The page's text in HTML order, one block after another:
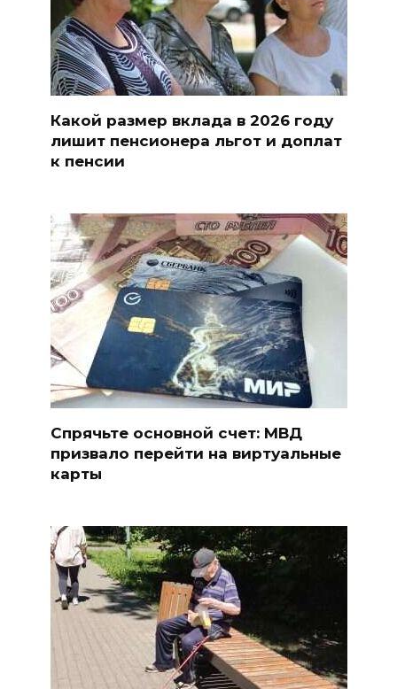
Какой размер вклада в 2026 году
лишит пенсионера льгот и доплат
к пенсии
Спрячьте основной счет: МВД
призвало перейти на виртуальные
карты